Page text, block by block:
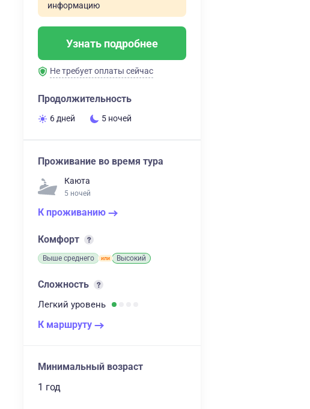
информацию
Узнать подробнее
Не требует оплаты сейчас
Продолжительность
6 дней 5 ночей
Проживание во время тура
Каюта
5 ночей
К проживанию
Комфорт
Выше среднего Высокий
Сложность
Легкий уровень
К маршруту
Минимальный возраст
1 год